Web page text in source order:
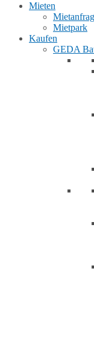
Mieten
Mietpark
Kaufen
GEDA